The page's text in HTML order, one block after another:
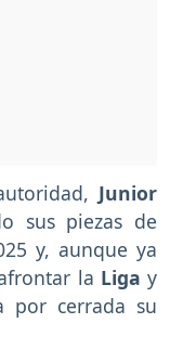
Junior
sus piezas de
y, aunque ya
la Liga y
cerrada su